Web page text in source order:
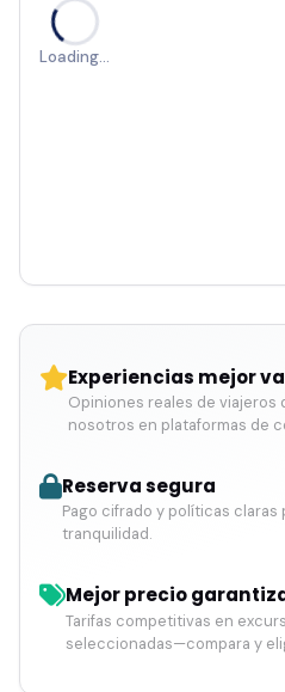
Loading…
Experiencias mejor
Opiniones reales de viajeros
nosotros en plataformas de
Reserva segura
Pago cifrado y políticas claras
tranquilidad.
Mejor precio
Tarifas competitivas en
seleccionadas—compara y